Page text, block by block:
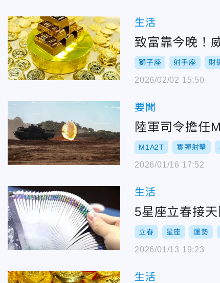
生活
致富靠今晚！
獅子座 射手座 財
2026/02/02 15:50
要聞
陸軍司令擔任
M1A2T 實彈射擊
2026/01/16 17:52
生活
5星座立春接
立春 星座 運勢
2026/01/13 19:23
生活